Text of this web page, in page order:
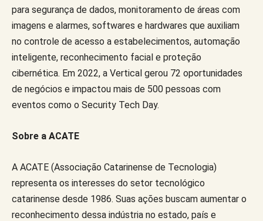
para segurança de dados, monitoramento de áreas com
imagens e alarmes, softwares e hardwares que auxiliam
no controle de acesso a estabelecimentos, automação
inteligente, reconhecimento facial e proteção
cibernética. Em 2022, a Vertical gerou 72 oportunidades
de negócios e impactou mais de 500 pessoas com
eventos como o Security Tech Day.
Sobre a ACATE
A ACATE (Associação Catarinense de Tecnologia)
representa os interesses do setor tecnológico
catarinense desde 1986. Suas ações buscam aumentar o
reconhecimento dessa indústria no estado, país e